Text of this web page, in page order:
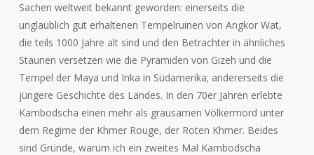
Sachen weltweit bekannt geworden: einerseits die
unglaublich gut erhaltenen Tempelruinen von Angkor Wat,
die teils 1000 Jahre alt sind und den Betrachter in ähnliches
Staunen versetzen wie die Pyramiden von Gizeh und die
Tempel der Maya und Inka in Südamerika; andererseits die
jüngere Geschichte des Landes. In den 70er Jahren erlebte
Kambodscha einen mehr als grausamen Völkermord unter
dem Regime der Khmer Rouge, der Roten Khmer. Beides
sind Gründe, warum ich ein zweites Mal Kambodscha